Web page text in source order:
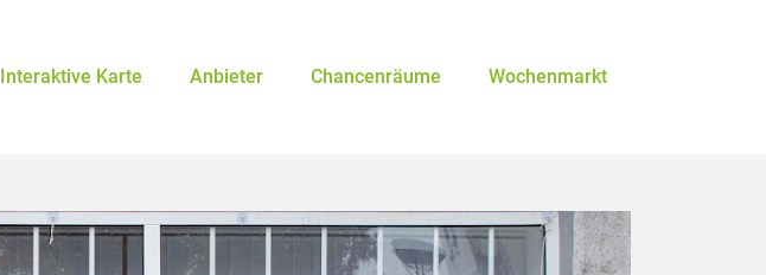
Interaktive Karte Anbieter Chancenräume Wochenmarkt